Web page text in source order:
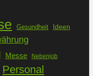
Gesundheit Ideen
Messe Nebenjob
Personal